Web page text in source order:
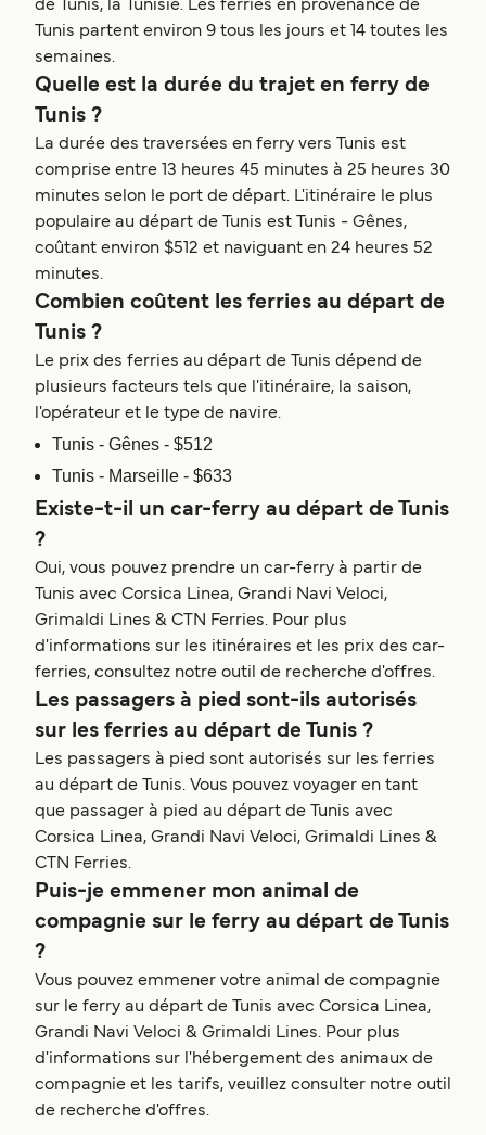
de Tunis, la Tunisie. Les ferries en provenance de
Tunis partent environ 9 tous les jours et 14 toutes les
semaines.
Quelle est la durée du trajet en ferry de
Tunis ?
La durée des traversées en ferry vers Tunis est
comprise entre 13 heures 45 minutes à 25 heures 30
minutes selon le port de départ. L'itinéraire le plus
populaire au départ de Tunis est Tunis - Gênes,
coûtant environ $512 et naviguant en 24 heures 52
minutes.
Combien coûtent les ferries au départ de
Tunis ?
Le prix des ferries au départ de Tunis dépend de
plusieurs facteurs tels que l'itinéraire, la saison,
l'opérateur et le type de navire.
Tunis - Gênes - $512
Tunis - Marseille - $633
Existe-t-il un car-ferry au départ de Tunis
?
Oui, vous pouvez prendre un car-ferry à partir de
Tunis avec Corsica Linea, Grandi Navi Veloci,
Grimaldi Lines & CTN Ferries. Pour plus
d'informations sur les itinéraires et les prix des car-
ferries, consultez notre outil de recherche d'offres.
Les passagers à pied sont-ils autorisés
sur les ferries au départ de Tunis ?
Les passagers à pied sont autorisés sur les ferries
au départ de Tunis. Vous pouvez voyager en tant
que passager à pied au départ de Tunis avec
Corsica Linea, Grandi Navi Veloci, Grimaldi Lines &
CTN Ferries.
Puis-je emmener mon animal de
compagnie sur le ferry au départ de Tunis
?
Vous pouvez emmener votre animal de compagnie
sur le ferry au départ de Tunis avec Corsica Linea,
Grandi Navi Veloci & Grimaldi Lines. Pour plus
d'informations sur l'hébergement des animaux de
compagnie et les tarifs, veuillez consulter notre outil
de recherche d'offres.